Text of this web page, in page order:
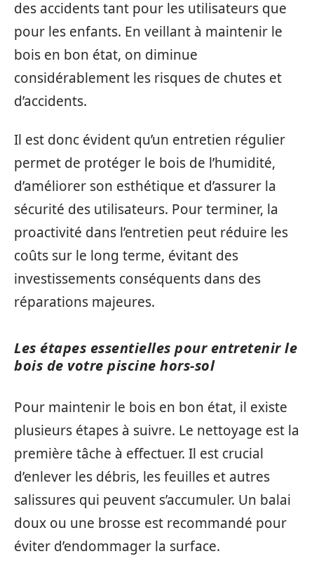
des accidents tant pour les utilisateurs que
pour les enfants. En veillant à maintenir le
bois en bon état, on diminue
considérablement les risques de chutes et
d’accidents.
Il est donc évident qu’un entretien régulier
permet de protéger le bois de l’humidité,
d’améliorer son esthétique et d’assurer la
sécurité des utilisateurs. Pour terminer, la
proactivité dans l’entretien peut réduire les
coûts sur le long terme, évitant des
investissements conséquents dans des
réparations majeures.
Les étapes essentielles pour entretenir le
bois de votre piscine hors-sol
Pour maintenir le bois en bon état, il existe
plusieurs étapes à suivre. Le nettoyage est la
première tâche à effectuer. Il est crucial
d’enlever les débris, les feuilles et autres
salissures qui peuvent s’accumuler. Un balai
doux ou une brosse est recommandé pour
éviter d’endommager la surface.